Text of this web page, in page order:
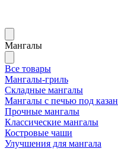
Мангалы
Все товары
Мангалы-гриль
Складные мангалы
Мангалы с печью под казан
Прочные мангалы
Классические мангалы
Костровые чаши
Улучшения для мангала